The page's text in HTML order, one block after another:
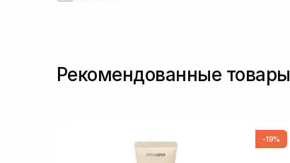
Рекомендованные товары
-19%